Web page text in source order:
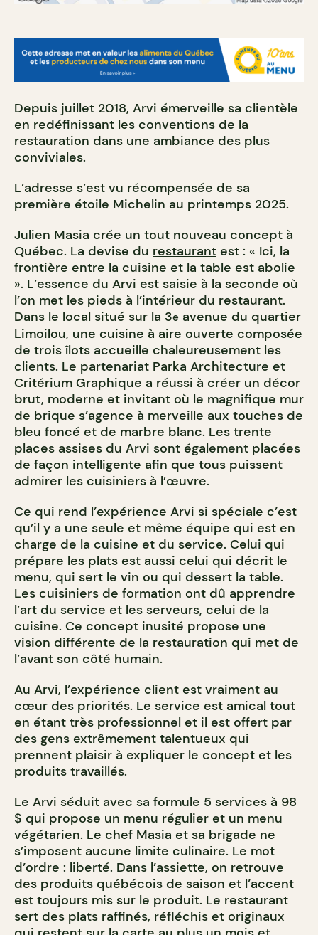
Depuis juillet 2018, Arvi émerveille sa clientèle
en redéfinissant les conventions de la
restauration dans une ambiance des plus
conviviales.
L’adresse s’est vu récompensée de sa
première étoile Michelin au printemps 2025.
Julien Masia crée un tout nouveau concept à
Québec. La devise du restaurant est : « Ici, la
frontière entre la cuisine et la table est abolie
». L’essence du Arvi est saisie à la seconde où
l’on met les pieds à l’intérieur du restaurant.
Dans le local situé sur la 3e avenue du quartier
Limoilou, une cuisine à aire ouverte composée
de trois îlots accueille chaleureusement les
clients. Le partenariat Parka Architecture et
Critérium Graphique a réussi à créer un décor
brut, moderne et invitant où le magnifique mur
de brique s’agence à merveille aux touches de
bleu foncé et de marbre blanc. Les trente
places assises du Arvi sont également placées
de façon intelligente afin que tous puissent
admirer les cuisiniers à l’œuvre.
Ce qui rend l’expérience Arvi si spéciale c’est
qu’il y a une seule et même équipe qui est en
charge de la cuisine et du service. Celui qui
prépare les plats est aussi celui qui décrit le
menu, qui sert le vin ou qui dessert la table.
Les cuisiniers de formation ont dû apprendre
l’art du service et les serveurs, celui de la
cuisine. Ce concept inusité propose une
vision différente de la restauration qui met de
l’avant son côté humain.
Au Arvi, l’expérience client est vraiment au
cœur des priorités. Le service est amical tout
en étant très professionnel et il est offert par
des gens extrêmement talentueux qui
prennent plaisir à expliquer le concept et les
produits travaillés.
Le Arvi séduit avec sa formule 5 services à 98
$ qui propose un menu régulier et un menu
végétarien. Le chef Masia et sa brigade ne
s’imposent aucune limite culinaire. Le mot
d’ordre : liberté. Dans l’assiette, on retrouve
des produits québécois de saison et l’accent
est toujours mis sur le produit. Le restaurant
sert des plats raffinés, réfléchis et originaux